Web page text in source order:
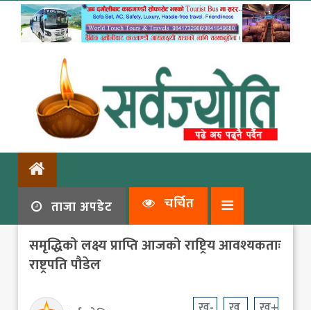
ताजा अपडेट चर्चित
समृद्धिको लक्ष्य प्राप्ति आजको राष्ट्रिय आवश्यकताः
राष्ट्रपति पौडेल